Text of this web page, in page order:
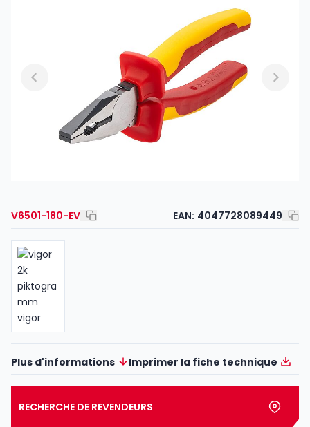
V6501-180-EV EAN: 4047728089449
Plus d'informations Imprimer la fiche technique
RECHERCHE DE REVENDEURS